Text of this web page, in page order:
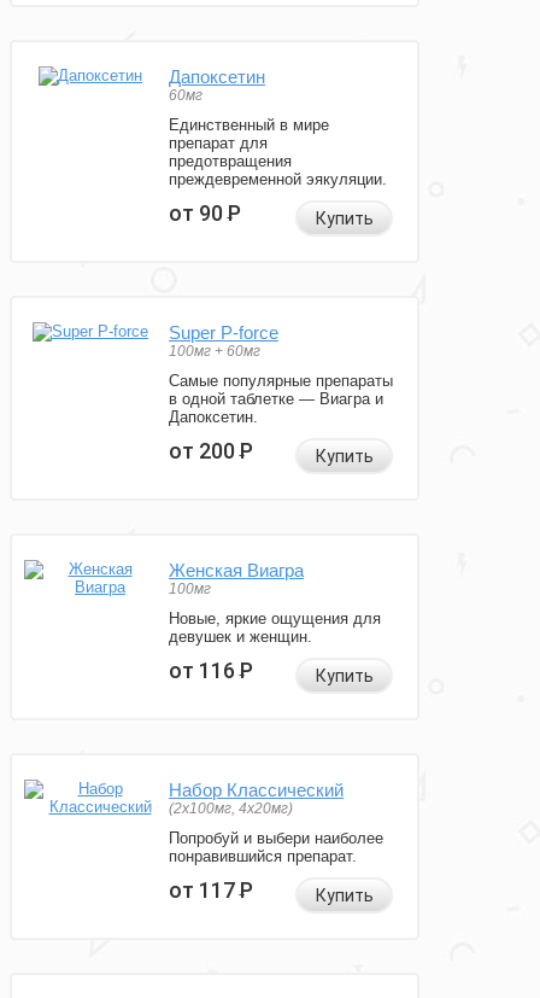
Дапоксетин
60мг
Единственный в мире
препарат для
предотвращения
преждевременной эякуляции.
от 90Р Купить
Super P-force
100мг + 60мг
Самые популярные препараты
в одной таблетке — Виагра и
Дапоксетин.
от 200Р Купить
Женская Виагра
100мг
Новые, яркие ощущения для
девушек и женщин.
от 116Р Купить
Набор Классический
(2x100мг, 4x20мг)
Попробуй и выбери наиболее
понравившийся препарат.
от 117Р Купить